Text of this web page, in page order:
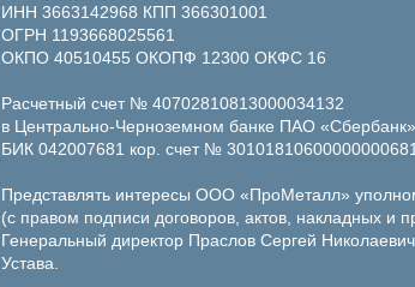
ИНН 3663142968 КПП 366301001
ОГРН 1193668025561
ОКПО 40510455 ОКОПФ 12300 ОКФС 16
Расчетный счет № 40702810813000034132
в Центрально-Черноземном банке ПАО
БИК 042007681 кор. счет № 30101810600000000681
Представлять интересы ООО «ПроМеталл»
(с правом подписи договоров, актов, накладных и
Генеральный директор Праслов Сергей
Устава.